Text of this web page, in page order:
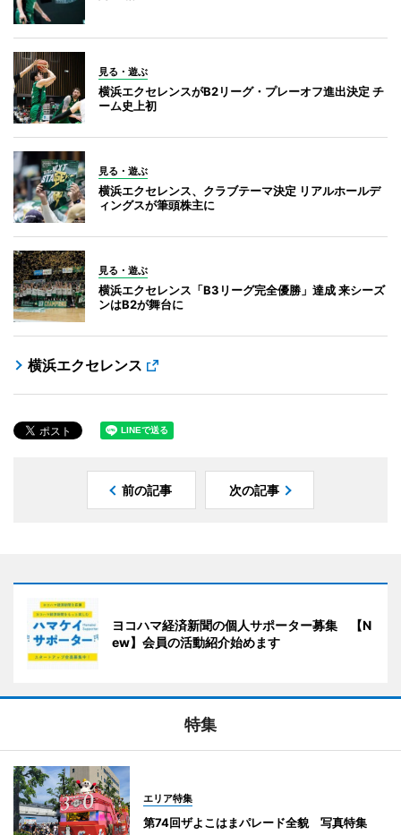
見る・遊ぶ
横浜エクセレンスがB2リーグ・プレーオフ進出決定 チ
ーム史上初
見る・遊ぶ
横浜エクセレンス、クラブテーマ決定 リアルホールデ
ィングスが筆頭株主に
見る・遊ぶ
横浜エクセレンス「B3リーグ完全優勝」達成 来シーズ
ンはB2が舞台に
横浜エクセレンス
前の記事 次の記事
ヨコハマ経済新聞の個人サポーター募集 【N
ew】会員の活動紹介始めます
特集
エリア特集
第74回ザよこはまパレード全貌 写真特集